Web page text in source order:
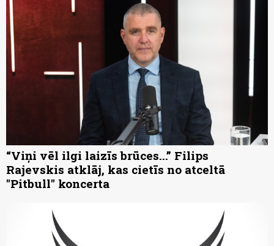
“Viņi vēl ilgi laizīs brūces...” Filips
Rajevskis atklāj, kas cietīs no atceltā
"Pitbull" koncerta